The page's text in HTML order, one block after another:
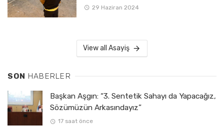
29 Haziran 2024
View all Asayiş
SON HABERLER
Başkan Aşgın: “3. Sentetik Sahayı da Yapacağız,
Sözümüzün Arkasındayız”
17 saat önce